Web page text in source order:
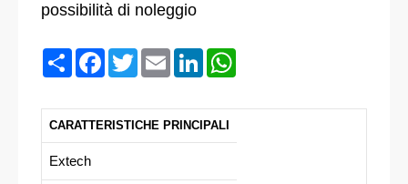
possibilità di noleggio
CondividiFacebook
TwitterEmail LinkedIn
CARATTERISTICHE PRINCIPALI
Extech